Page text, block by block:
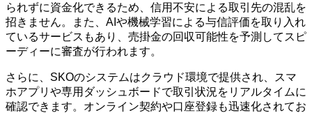
られずに資金化できるため、信用不安による取引先の混乱を
招きません。また、AIや機械学習による与信評価を取り入れ
ているサービスもあり、売掛金の回収可能性を予測してスピ
ーディーに審査が行われます。
さらに、SKOのシステムはクラウド環境で提供され、スマ
ホアプリや専用ダッシュボードで取引状況をリアルタイムに
確認できます。オンライン契約や口座登録も迅速化されてお